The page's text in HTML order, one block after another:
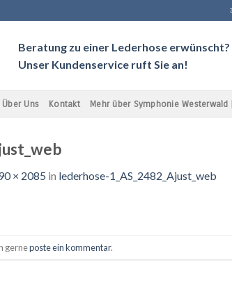
Beratung zu einer Lederhose erwünscht?
Unser Kundenservice ruft Sie an!
Über Uns Kontakt Mehr über Symphonie Westerwald
× 2085 in lederhose-1_AS_2482_Ajust_web
gerneposte ein kommentar.